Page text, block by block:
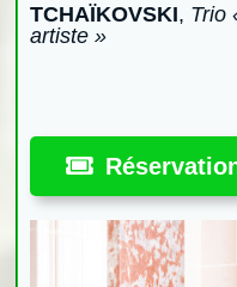
TCHAÏKOVSKI, Trio
artiste »